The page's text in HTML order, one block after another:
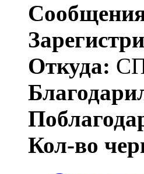
Откуда:
Кол-во